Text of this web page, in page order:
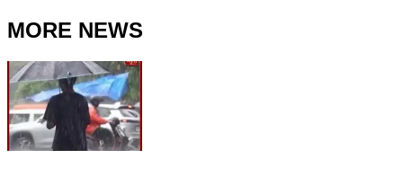
MORE NEWS